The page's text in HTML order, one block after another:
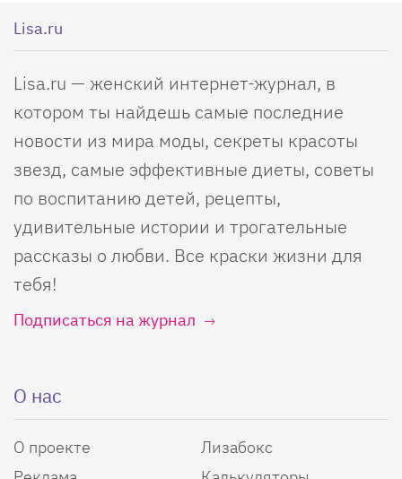
Lisa.ru
Lisa.ru — женский интернет-журнал, в
котором ты найдешь самые последние
новости из мира моды, секреты красоты
звезд, самые эффективные диеты, советы
по воспитанию детей, рецепты,
удивительные истории и трогательные
рассказы о любви. Все краски жизни для
тебя!
Подписаться на журнал
О нас
О проекте
Лизабокс